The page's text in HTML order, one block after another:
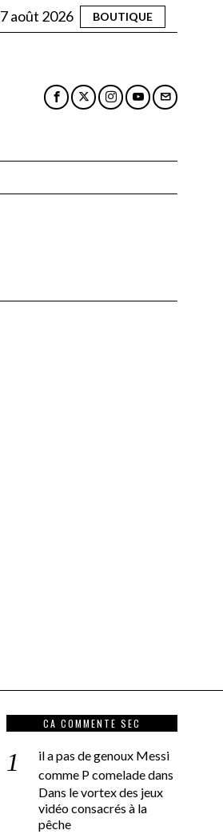
7 août 2026 BOUTIQUE
CA COMMENTE SEC
il a pas de genoux Messi
comme P comeladedans
Dans le vortex des jeux
vidéo consacrés à la
pêche